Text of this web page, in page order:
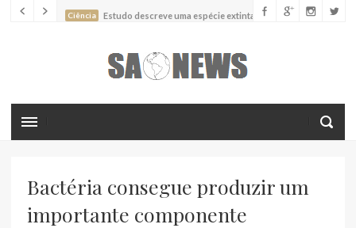
Ciência Estudo descreve uma espécie extinta de polvo que pode
Batimentos cardíacos promovem supressão do
crescimento de cânceres no coração de mamíferos, aponta estudo
Ciência Nova espécie descrita de aranha usa uma sofisticada
Bactéria consegue produzir um
importante componente